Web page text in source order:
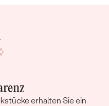
erhalten Sie ein